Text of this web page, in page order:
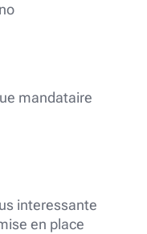
mandataire
interessante
en place